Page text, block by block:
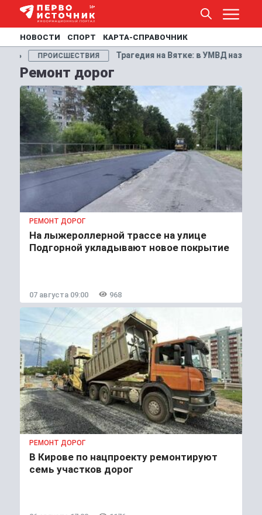
НОВОСТИ СПОРТ КАРТА-СПРАВОЧНИК
на Вятке: в УМВД назвали причину гибели супругов из
Ремонт дорог
РЕМОНТ ДОРОГ
На лыжероллерной трассе на улице
Подгорной укладывают новое покрытие
07 августа 09:00 968
РЕМОНТ ДОРОГ
В Кирове по нацпроекту ремонтируют
семь участков дорог